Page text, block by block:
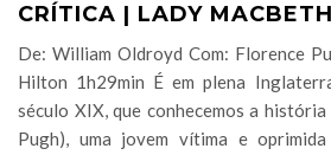
CRÍTICA | LADY
De: William Oldroyd Com: Florence
Hilton 1h29min É em plena
século XIX, que conhecemos a
Pugh), uma jovem vítima e